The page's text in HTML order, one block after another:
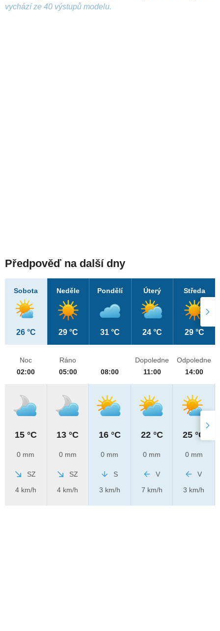
vychází ze 40 výstupů modelu.
Předpověď na další dny
Sobota
26 °C
Neděle
29 °C
Pondělí
31 °C
Úterý
24 °C
Středa
29 °C
Noc
02:00
15 °C
0 mm
SZ
4 km/h
Ráno
05:00
13 °C
0 mm
SZ
4 km/h
08:00
16 °C
0 mm
S
3 km/h
Dopoledne
11:00
22 °C
0 mm
V
7 km/h
Odpoledne
14:00
25 °C
0 mm
V
3 km/h